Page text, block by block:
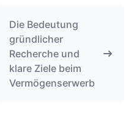
Die Bedeutung
gründlicher
Recherche und
klare Ziele beim
Vermögenserwerb